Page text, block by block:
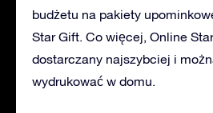
budżetu na pakiety
Star Gift. Co więcej, Online
dostarczany najszybciej i
wydrukować w domu.